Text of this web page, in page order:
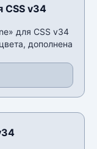
CSS v34
для CSS v34
дополнена